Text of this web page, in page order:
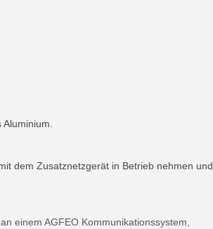
dem Zusatznetzgerät in Betrieb nehmen und
einem AGFEO Kommunikationssystem,